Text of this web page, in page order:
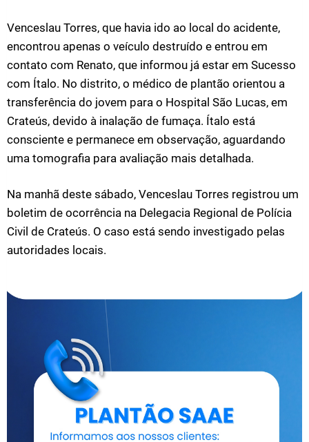
Venceslau Torres, que havia ido ao local do acidente,
encontrou apenas o veículo destruído e entrou em
contato com Renato, que informou já estar em Sucesso
com Ítalo. No distrito, o médico de plantão orientou a
transferência do jovem para o Hospital São Lucas, em
Crateús, devido à inalação de fumaça. Ítalo está
consciente e permanece em observação, aguardando
uma tomografia para avaliação mais detalhada.
Na manhã deste sábado, Venceslau Torres registrou um
boletim de ocorrência na Delegacia Regional de Polícia
Civil de Crateús. O caso está sendo investigado pelas
autoridades locais.